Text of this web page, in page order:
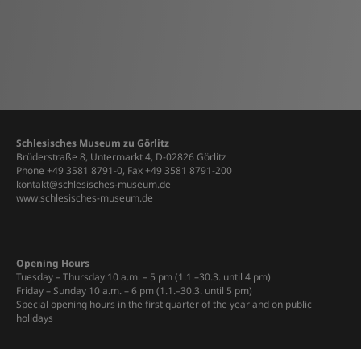
Schlesisches Museum zu Görlitz
Brüderstraße 8, Untermarkt 4, D-02826 Görlitz
Phone +49 3581 8791-0, Fax +49 3581 8791-200
kontakt@schlesisches-museum.de
www.schlesisches-museum.de
Opening Hours
Tuesday – Thursday 10 a.m. – 5 pm (1.1.–30.3. until 4 pm)
Friday – Sunday 10 a.m. – 6 pm (1.1.–30.3. until 5 pm)
Special opening hours in the first quarter of the year and on public
holidays